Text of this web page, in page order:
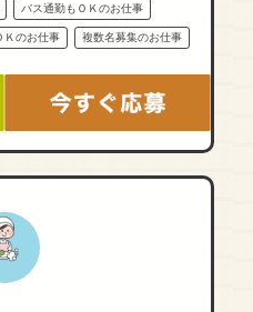
バス通勤もＯＫのお仕事
Ｋのお仕事 複数名募集のお仕事